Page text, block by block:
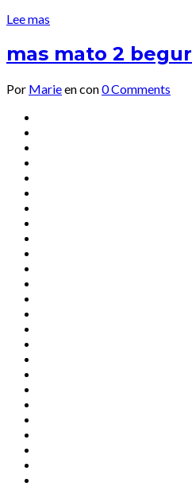
Lee mas
mas mato 2 begur
Por Marieencon0 Comments